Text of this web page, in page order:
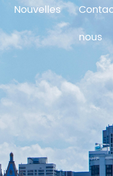
Nouvelles
nous